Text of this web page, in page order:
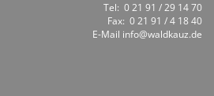
Tel: 0 21 91 / 29 14 70
Fax: 0 21 91 / 4 18 40
E-Mail info@waldkauz.de